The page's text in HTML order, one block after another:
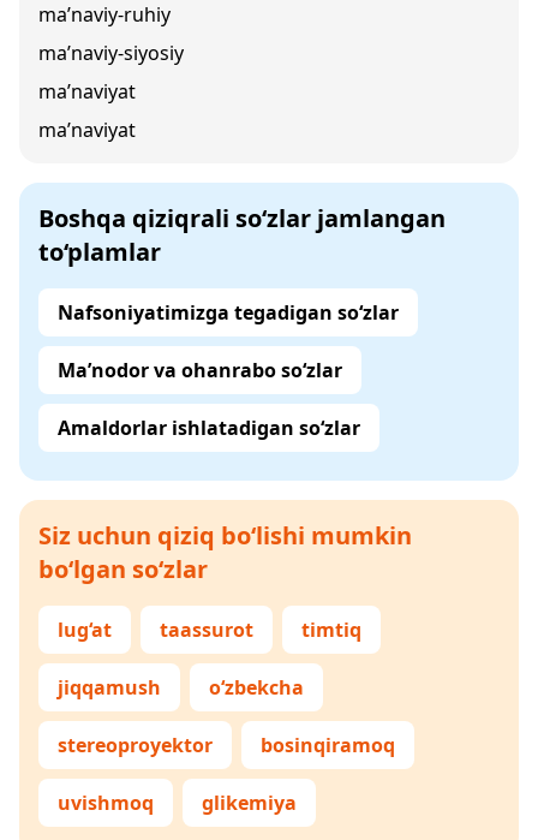
ma’naviy-ruhiy
ma’naviy-siyosiy
ma’naviyat
ma’naviyat
Boshqa qiziqrali so‘zlar jamlangan
to‘plamlar
Nafsoniyatimizga tegadigan so‘zlar
Ma’nodor va ohanrabo so‘zlar
Amaldorlar ishlatadigan so‘zlar
Siz uchun qiziq bo‘lishi mumkin
bo‘lgan so‘zlar
lug‘at taassurot timtiq
jiqqamush o‘zbekcha
stereoproyektor bosinqiramoq
uvishmoq glikemiya